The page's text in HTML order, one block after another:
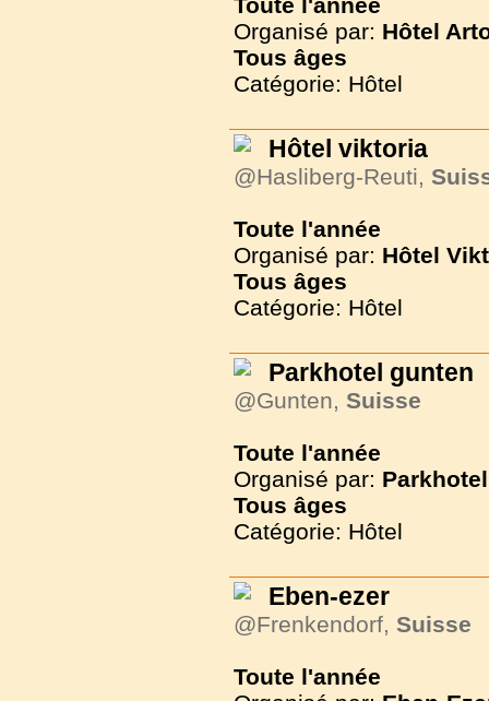
Organisé par: Hôtel
Tous âges
Catégorie: Hôtel
Hôtel viktoria
@Hasliberg-Reuti,
Toute l'année
Organisé par: Hôtel
Tous âges
Catégorie: Hôtel
Parkhotel gunten
@Gunten, Suisse
Toute l'année
Organisé par:
Tous âges
Catégorie: Hôtel
Eben-ezer
@Frenkendorf, Suisse
Toute l'année